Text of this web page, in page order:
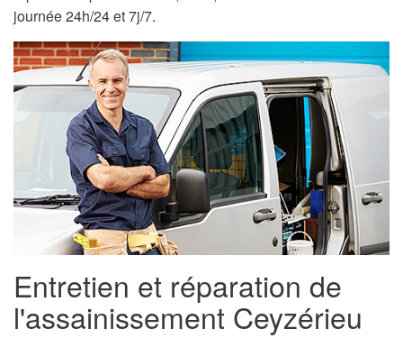
journée 24h/24 et 7j/7.
Entretien et réparation de
l'assainissement Ceyzérieu